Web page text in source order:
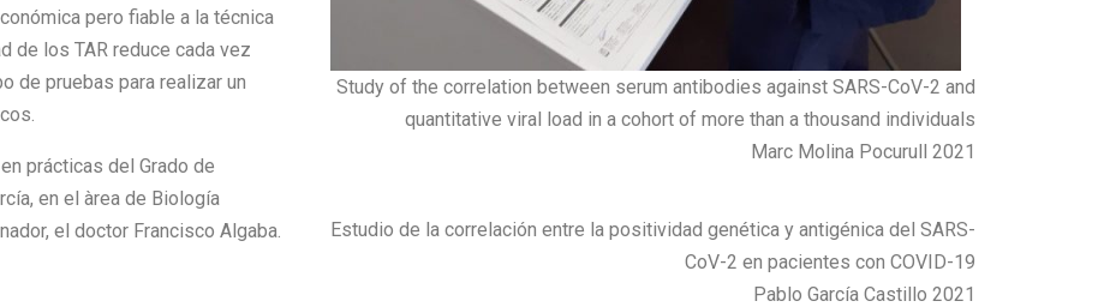
pero fiable a la técnica
de los TAR reduce cada vez
de pruebas para realizar un
prácticas del Grado de
en el àrea de Biología
el doctor Francisco Algaba.
Study of the correlation between serum antibodies against SARS-CoV-2 and
quantitative viral load in a cohort of more than a thousand individuals
Marc Molina Pocurull 2021
Estudio de la correlación entre la positividad genética y antigénica del SARS-
CoV-2 en pacientes con COVID-19
Pablo García Castillo 2021